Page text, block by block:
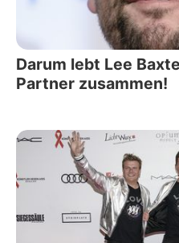
Darum lebt Lee
Partner zusammen!